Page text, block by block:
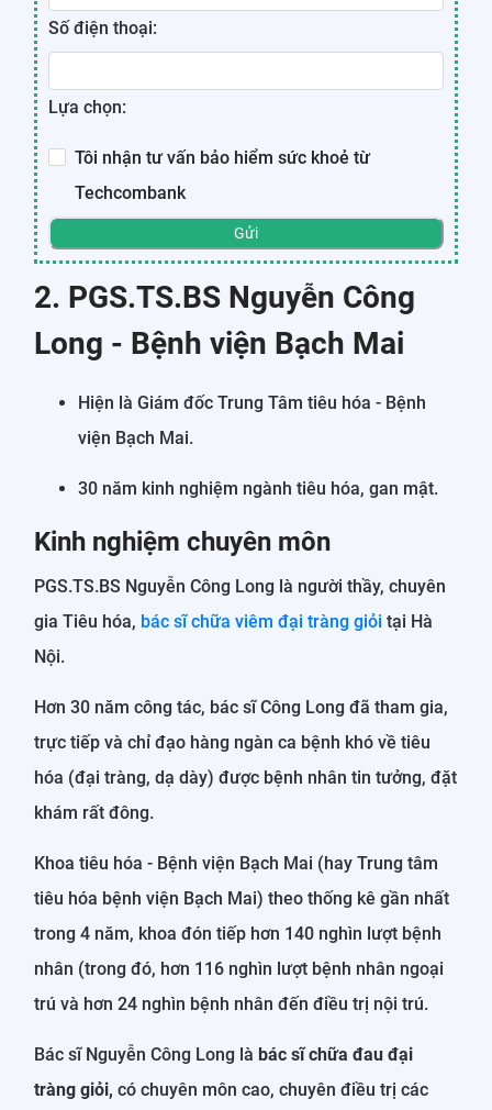
Số điện thoại:
Lựa chọn:
Tôi nhận tư vấn bảo hiểm sức khoẻ từ
Techcombank
Gửi
2. PGS.TS.BS Nguyễn Công
Long - Bệnh viện Bạch Mai
Hiện là Giám đốc Trung Tâm tiêu hóa - Bệnh
viện Bạch Mai.
30 năm kinh nghiệm ngành tiêu hóa, gan mật.
Kinh nghiệm chuyên môn
PGS.TS.BS Nguyễn Công Long là người thầy, chuyên
gia Tiêu hóa, bác sĩ chữa viêm đại tràng giỏi tại Hà
Nội.
Hơn 30 năm công tác, bác sĩ Công Long đã tham gia,
trực tiếp và chỉ đạo hàng ngàn ca bệnh khó về tiêu
hóa (đại tràng, dạ dày) được bệnh nhân tin tưởng, đặt
khám rất đông.
Khoa tiêu hóa - Bệnh viện Bạch Mai (hay Trung tâm
tiêu hóa bệnh viện Bạch Mai) theo thống kê gần nhất
trong 4 năm, khoa đón tiếp hơn 140 nghìn lượt bệnh
nhân (trong đó, hơn 116 nghìn lượt bệnh nhân ngoại
trú và hơn 24 nghìn bệnh nhân đến điều trị nội trú.
Bác sĩ Nguyễn Công Long là bác sĩ chữa đau đại
tràng giỏi, có chuyên môn cao, chuyên điều trị các